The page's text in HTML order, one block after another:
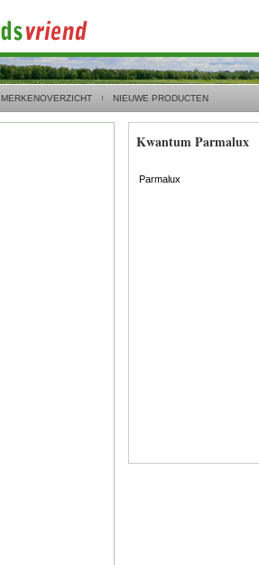
MERKENOVERZICHT NIEUWE PRODUCTEN
Kwantum Parmalux
Parmalux